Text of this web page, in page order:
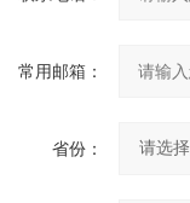
常用邮箱：
省份：